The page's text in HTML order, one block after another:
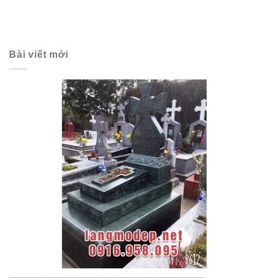
Bài viết mới